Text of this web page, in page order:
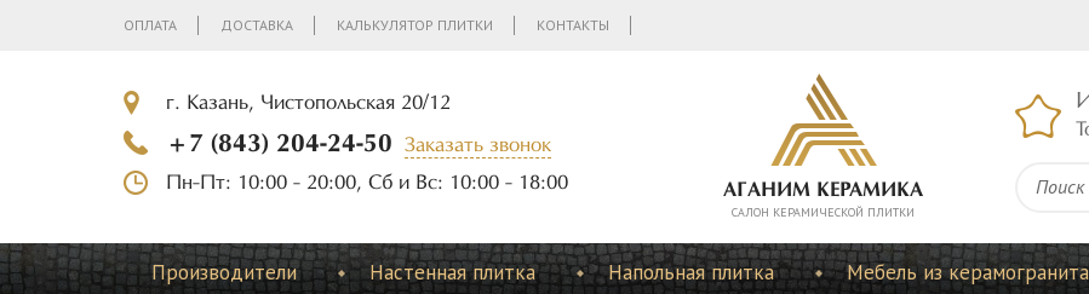
ОПЛАТА ДОСТАВКА КАЛЬКУЛЯТОР ПЛИТКИ КОНТАКТЫ
г. Казань, Чистопольская 20/12
+7 (843) 204-24-50
Заказать звонок
Пн-Пт: 10:00 - 20:00, Сб и Вс: 10:00 - 18:00
АГАНИМ КЕРАМИКА
CАЛОН КЕРАМИЧЕСКОЙ ПЛИТКИ
Производители Настенная плитка Напольная плитка Мебель из керамогранита